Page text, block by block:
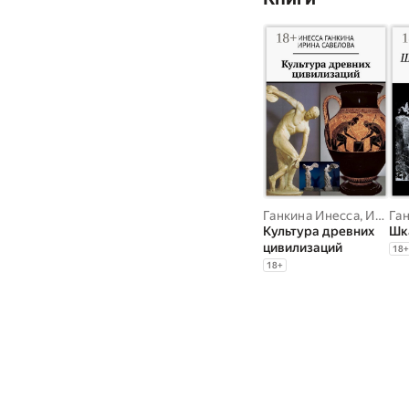
Ганкина Инесса, Ирина Савелова
Культура древних
цивилизаций
18+
18+